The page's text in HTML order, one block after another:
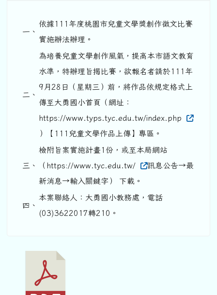
一、
依據111年度桃園市兒童文學獎創作徵文比賽
實施辦法辦理。
二、
為培養兒童文學創作風氣，提高本市語文教育
水準，特辦理旨揭比賽，欲報名者請於111年
9月28日（星期三）前，將作品依規定格式上
傳至大勇國小首頁（網址：
https://www.typs.tyc.edu.tw/index.php
）【111兒童文學作品上傳】專區。
三、
檢附旨案實施計畫1份，或至本局網站
（https://www.tyc.edu.tw/
訊息公告→最
新消息→輸入關鍵字） 下載。
四、
本案聯絡人：大勇國小教務處，電話
(03)3622017轉210。